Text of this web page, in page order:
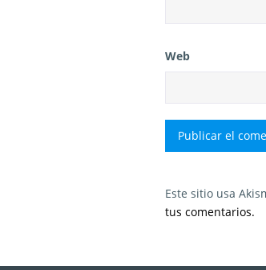
Web
Este sitio usa
tus comentarios.